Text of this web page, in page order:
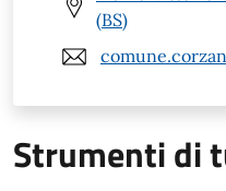
(BS)
Strumenti di